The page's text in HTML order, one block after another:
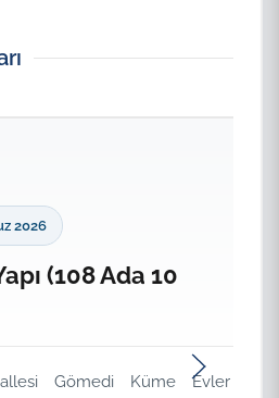
(108 Ada 10
Gömedi Küme Evler